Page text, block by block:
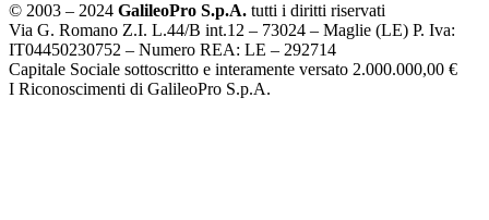
© 2003 – 2024 GalileoPro S.p.A. tutti i diritti riservati
Via G. Romano Z.I. L.44/B int.12 – 73024 – Maglie (LE) P. Iva:
IT04450230752 – Numero REA: LE – 292714
Capitale Sociale sottoscritto e interamente versato 2.000.000,00 €
I Riconoscimenti di GalileoPro S.p.A.